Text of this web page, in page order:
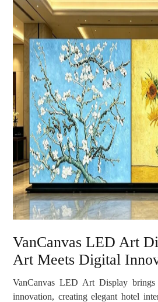
VanCanvas LED Art
Art Meets Digital
VanCanvas LED Art Display
innovation, creating elegant hotel